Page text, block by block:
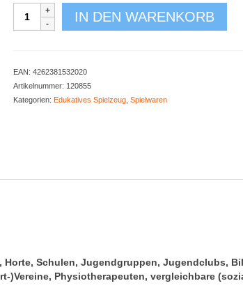
ganze
IN DEN WARENKORB
EAN: 4262381532020
Artikelnummer: 120855
Kategorien: Edukatives Spielzeug, Spielwaren
Schulen, Jugendgruppen, Jugendclubs,
)Vereine, Physiotherapeuten, vergleichbare